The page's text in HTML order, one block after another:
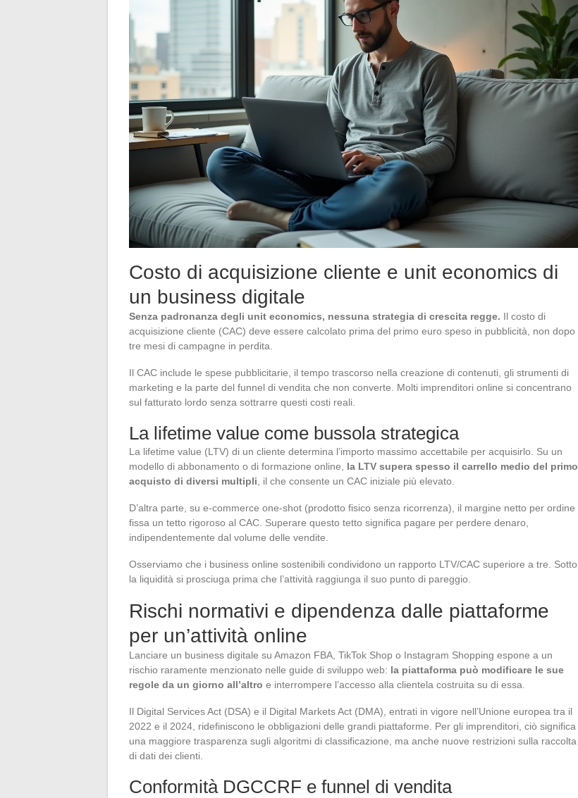
Costo di acquisizione cliente e unit economics di
un business digitale
Senza padronanza degli unit economics, nessuna strategia di crescita regge. Il costo di
acquisizione cliente (CAC) deve essere calcolato prima del primo euro speso in pubblicità, non dopo
tre mesi di campagne in perdita.
Il CAC include le spese pubblicitarie, il tempo trascorso nella creazione di contenuti, gli strumenti di
marketing e la parte del funnel di vendita che non converte. Molti imprenditori online si concentrano
sul fatturato lordo senza sottrarre questi costi reali.
La lifetime value come bussola strategica
La lifetime value (LTV) di un cliente determina l’importo massimo accettabile per acquisirlo. Su un
modello di abbonamento o di formazione online, la LTV supera spesso il carrello medio del primo
acquisto di diversi multipli , il che consente un CAC iniziale più elevato.
D’altra parte, su e-commerce one-shot (prodotto fisico senza ricorrenza), il margine netto per ordine
fissa un tetto rigoroso al CAC. Superare questo tetto significa pagare per perdere denaro,
indipendentemente dal volume delle vendite.
Osserviamo che i business online sostenibili condividono un rapporto LTV/CAC superiore a tre. Sotto,
la liquidità si prosciuga prima che l’attività raggiunga il suo punto di pareggio.
Rischi normativi e dipendenza dalle piattaforme
per un’attività online
Lanciare un business digitale su Amazon FBA, TikTok Shop o Instagram Shopping espone a un
rischio raramente menzionato nelle guide di sviluppo web: la piattaforma può modificare le sue
regole da un giorno all’altro e interrompere l’accesso alla clientela costruita su di essa.
Il Digital Services Act (DSA) e il Digital Markets Act (DMA), entrati in vigore nell’Unione europea tra il
2022 e il 2024, ridefiniscono le obbligazioni delle grandi piattaforme. Per gli imprenditori, ciò significa
una maggiore trasparenza sugli algoritmi di classificazione, ma anche nuove restrizioni sulla raccolta
di dati dei clienti.
Conformità DGCCRF e funnel di vendita